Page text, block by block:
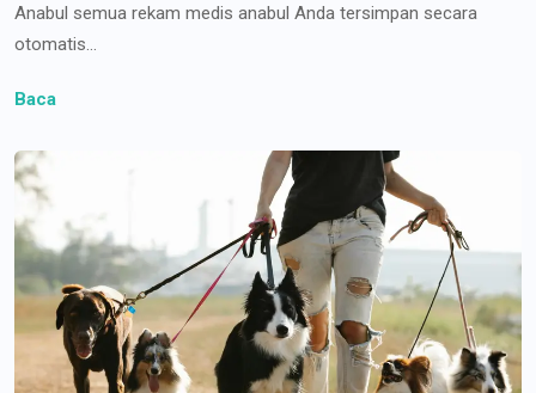
Anabul semua rekam medis anabul Anda tersimpan secara
otomatis...
Baca